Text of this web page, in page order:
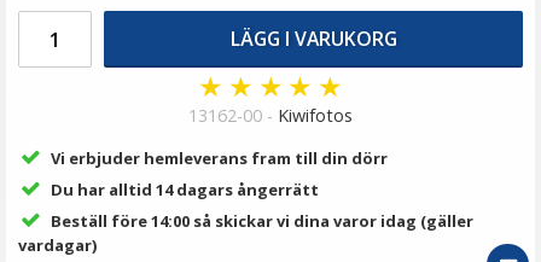
LÄGG I VARUKORG
LÄGG I VARUKORG
★ ★ ★ ★ ★
13162-00 - Kiwifotos
Vi erbjuder hemleverans fram till din dörr
Du har alltid 14 dagars ångerrätt
Beställ före 14:00 så skickar vi dina varor idag (gäller
vardagar)